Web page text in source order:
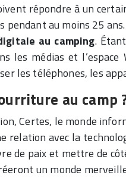
répondre à un
pendant au moins 25
au camping.
les médias et
les téléphones, les
au camp
Certes, le monde
avec la
de paix et mettre de
un monde